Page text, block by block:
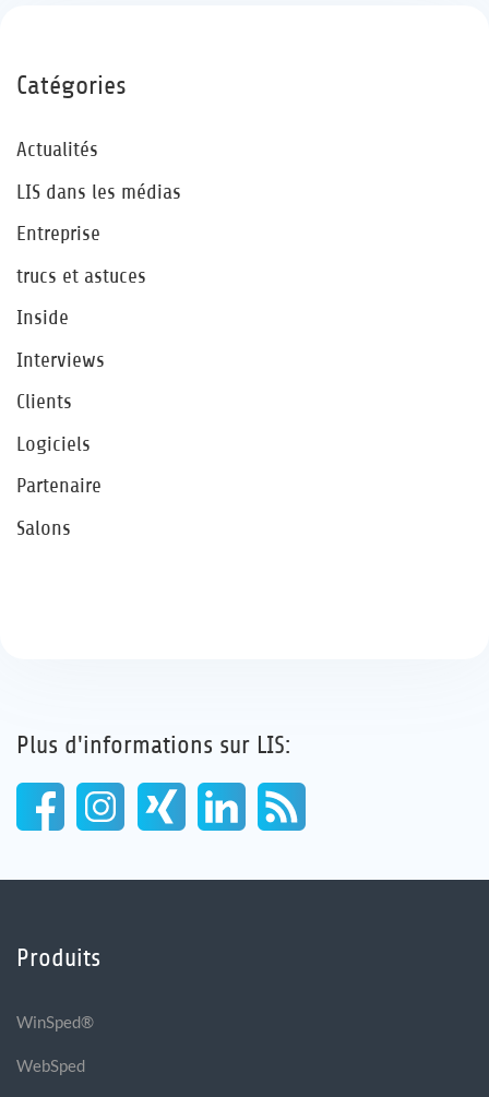
Catégories
Actualités
LIS dans les médias
Entreprise
trucs et astuces
Inside
Interviews
Clients
Logiciels
Partenaire
Salons
Plus d'informations sur LIS:
Produits
WinSped®
WebSped